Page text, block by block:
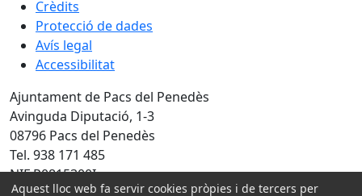
Crèdits
Protecció de dades
Avís legal
Accessibilitat
Ajuntament de Pacs del Penedès
Avinguda Diputació, 1-3
08796 Pacs del Penedès
Tel. 938 171 485
NIF P0815300I
Aquest lloc web fa servir cookies pròpies i de tercers per